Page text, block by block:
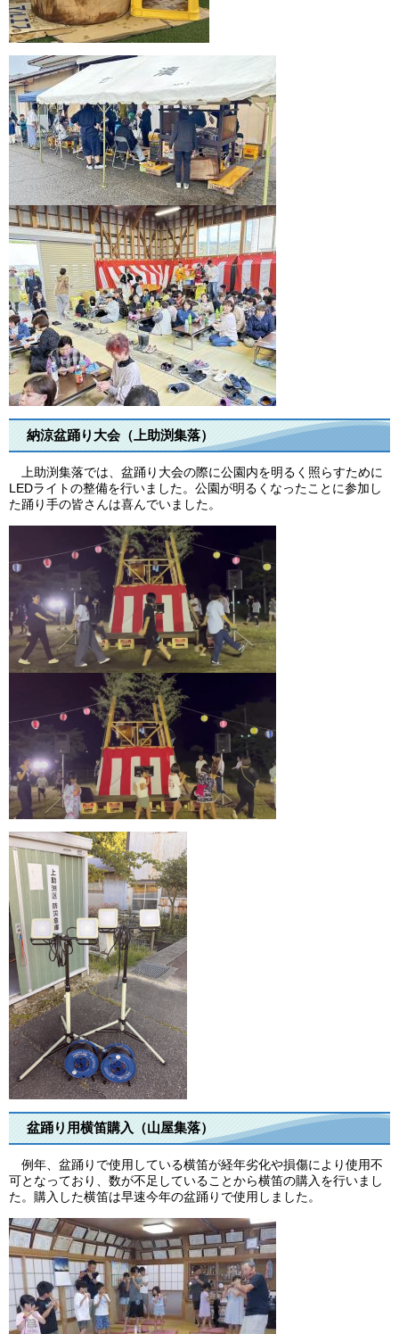
納涼盆踊り大会（上助渕集落）
上助渕集落では、盆踊り大会の際に公園内を明るく照らすために
LEDライトの整備を行いました。公園が明るくなったことに参加し
た踊り手の皆さんは喜んでいました。
盆踊り用横笛購入（山屋集落）
例年、盆踊りで使用している横笛が経年劣化や損傷により使用不
可となっており、数が不足していることから横笛の購入を行いまし
た。購入した横笛は早速今年の盆踊りで使用しました。